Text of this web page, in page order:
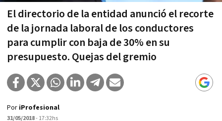
El directorio de la entidad anunció el recorte
de la jornada laboral de los conductores
para cumplir con baja de 30% en su
presupuesto. Quejas del gremio
Por iProfesional
31/05/2018- 17:32hs